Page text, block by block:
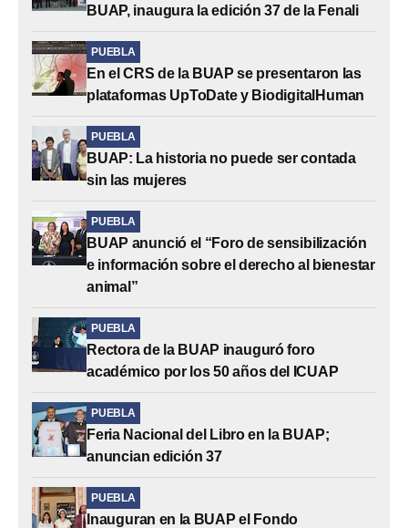
BUAP, inaugura la edición 37 de la Fenali
PUEBLA
En el CRS de la BUAP se presentaron las
plataformas UpToDate y BiodigitalHuman
PUEBLA
BUAP: La historia no puede ser contada
sin las mujeres
PUEBLA
BUAP anunció el “Foro de sensibilización
e información sobre el derecho al bienestar
animal”
PUEBLA
Rectora de la BUAP inauguró foro
académico por los 50 años del ICUAP
PUEBLA
Feria Nacional del Libro en la BUAP;
anuncian edición 37
PUEBLA
Inauguran en la BUAP el Fondo